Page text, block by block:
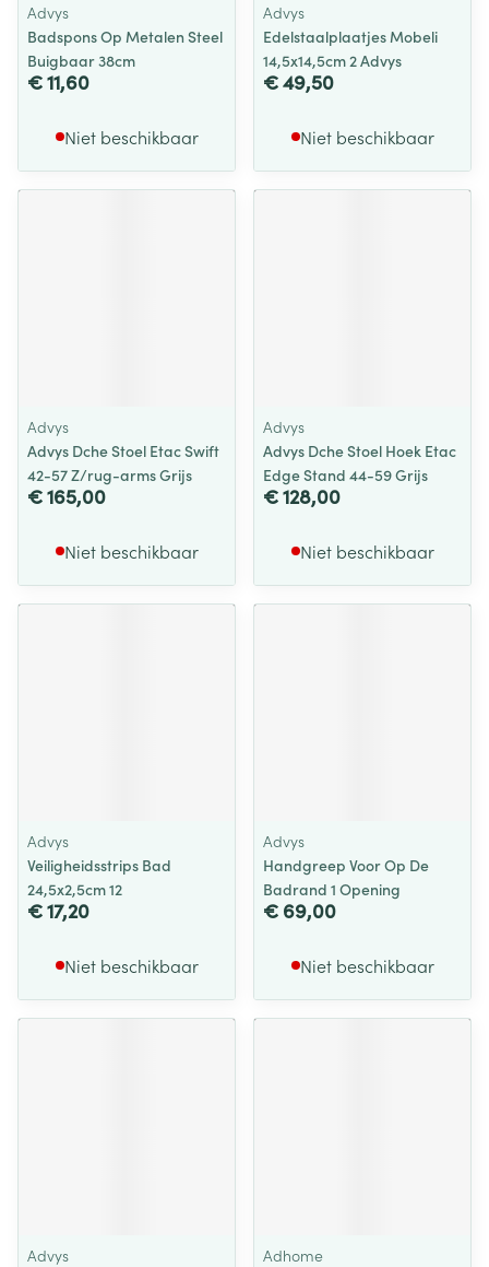
Advys
Badspons Op Metalen Steel
Buigbaar 38cm
€ 11,60
Niet beschikbaar
Advys
Edelstaalplaatjes Mobeli
14,5x14,5cm 2 Advys
€ 49,50
Niet beschikbaar
Advys
Advys Dche Stoel Etac Swift
42-57 Z/rug-arms Grijs
€ 165,00
Niet beschikbaar
Advys
Advys Dche Stoel Hoek Etac
Edge Stand 44-59 Grijs
€ 128,00
Niet beschikbaar
Advys
Veiligheidsstrips Bad
24,5x2,5cm 12
€ 17,20
Niet beschikbaar
Advys
Handgreep Voor Op De
Badrand 1 Opening
€ 69,00
Niet beschikbaar
Advys
Adhome